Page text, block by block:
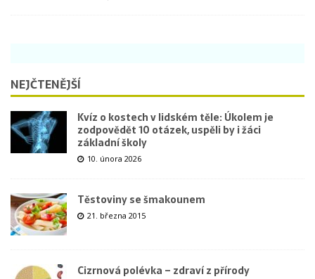
NEJČTENĚJŠÍ
Kvíz o kostech v lidském těle: Úkolem je
zodpovědět 10 otázek, uspěli by i žáci
základní školy
10. února 2026
Těstoviny se šmakounem
21. března 2015
Cizrnová polévka – zdraví z přírody